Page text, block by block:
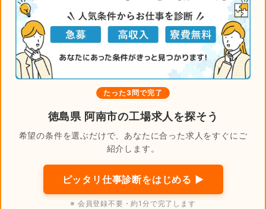
たった3問で完了
徳島県 阿南市の工場求人を探そう
希望の条件を選ぶだけで、あなたに合った求人をすぐにご
紹介します。
ピッタリ仕事診断をはじめる ▶
※ 会員登録不要・約1分で完了します